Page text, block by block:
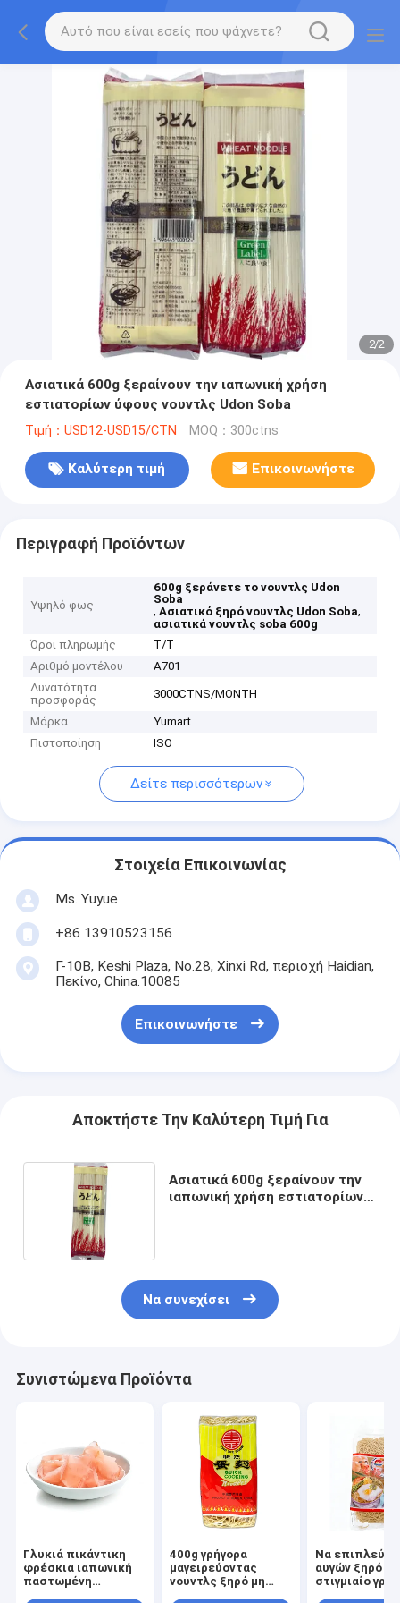
2/2
Ασιατικά 600g ξεραίνουν την ιαπωνική χρήση
εστιατορίων ύφους νουντλς Udon Soba
Τιμή：USD12-USD15/CTN MOQ：300ctns
Καλύτερη τιμή Επικοινωνήστε
Περιγραφή Προϊόντων
Υψηλό φως
600g ξεράνετε το νουντλς Udon
Soba
,Ασιατικό ξηρό νουντλς Udon Soba,
ασιατικά νουντλς soba 600g
Όροι πληρωμής
T/T
Αριθμό μοντέλου
A701
Δυνατότητα
προσφοράς
3000CTNS/MONTH
Μάρκα
Yumart
Πιστοποίηση
ISO
Δείτε περισσότερων
Στοιχεία Επικοινωνίας
Ms. Yuyue
+86 13910523156
Γ-10B, Keshi Plaza, No.28, Xinxi Rd, περιοχή Haidian,
Πεκίνο, China.10085
Επικοινωνήστε
Αποκτήστε Την Καλύτερη Τιμή Για
Ασιατικά 600g ξεραίνουν την
ιαπωνική χρήση εστιατορίων
Να συνεχίσει
Συνιστώμενα Προϊόντα
Γλυκιά πικάντικη
φρέσκια ιαπωνική
παστωμένη
400g γρήγορα
μαγειρεύοντας
νουντλς ξηρό μη
Να
αυγών ξηρό
στιγμιαίο